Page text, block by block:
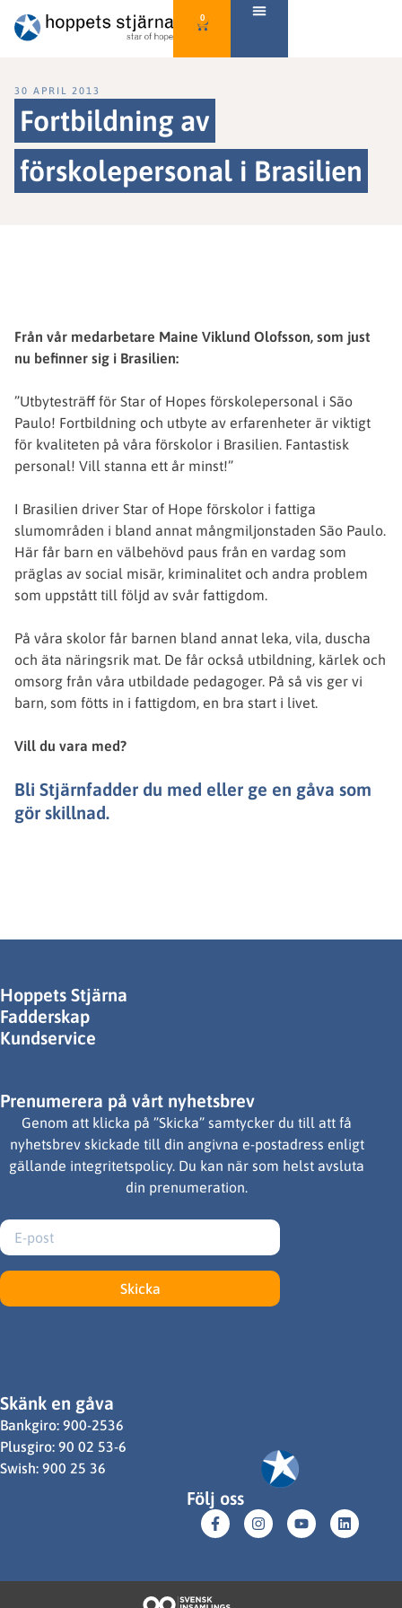
0
30 APRIL 2013
Fortbildning av
förskolepersonal i Brasilien
Från vår medarbetare Maine Viklund Olofsson, som just
nu befinner sig i Brasilien:
”Utbytesträff för Star of Hopes förskolepersonal i São
Paulo! Fortbildning och utbyte av erfarenheter är viktigt
för kvaliteten på våra förskolor i Brasilien. Fantastisk
personal! Vill stanna ett år minst!”
I Brasilien driver Star of Hope förskolor i fattiga
slumområden i bland annat mångmiljonstaden São Paulo.
Här får barn en välbehövd paus från en vardag som
präglas av social misär, kriminalitet och andra problem
som uppstått till följd av svår fattigdom.
På våra skolor får barnen bland annat leka, vila, duscha
och äta näringsrik mat. De får också utbildning, kärlek och
omsorg från våra utbildade pedagoger. På så vis ger vi
barn, som fötts in i fattigdom, en bra start i livet.
Vill du vara med?
Bli Stjärnfadder du med eller ge en gåva som
gör skillnad.
Hoppets Stjärna
Fadderskap
Kundservice
Prenumerera på vårt nyhetsbrev
Genom att klicka på ”Skicka” samtycker du till att få
nyhetsbrev skickade till din angivna e-postadress enligt
gällande integritetspolicy. Du kan när som helst avsluta
din prenumeration.
Skicka
Skänk en gåva
Bankgiro: 900-2536
Plusgiro: 90 02 53-6
Swish: 900 25 36
Följ oss